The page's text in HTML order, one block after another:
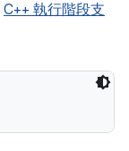
C++ 執行階段支